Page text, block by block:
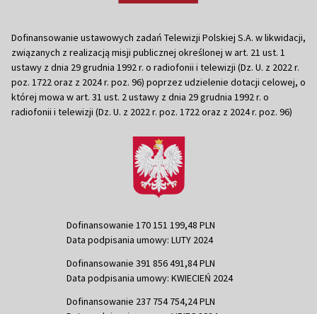
Dofinansowanie ustawowych zadań Telewizji Polskiej S.A. w likwidacji,
związanych z realizacją misji publicznej określonej w art. 21 ust. 1
ustawy z dnia 29 grudnia 1992 r. o radiofonii i telewizji (Dz. U. z 2022 r.
poz. 1722 oraz z 2024 r. poz. 96) poprzez udzielenie dotacji celowej, o
której mowa w art. 31 ust. 2 ustawy z dnia 29 grudnia 1992 r. o
radiofonii i telewizji (Dz. U. z 2022 r. poz. 1722 oraz z 2024 r. poz. 96)
Dofinansowanie 170 151 199,48 PLN
Data podpisania umowy: LUTY 2024
Dofinansowanie 391 856 491,84 PLN
Data podpisania umowy: KWIECIEŃ 2024
Dofinansowanie 237 754 754,24 PLN